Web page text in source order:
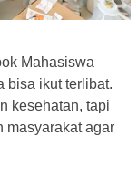
Mahasiswa
bisa ikut terlibat.
kesehatan, tapi
masyarakat agar